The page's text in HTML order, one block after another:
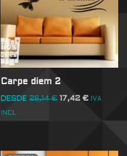
Carpe diem 2
DESDE 26,14€ 17,42€ IVA
INCL